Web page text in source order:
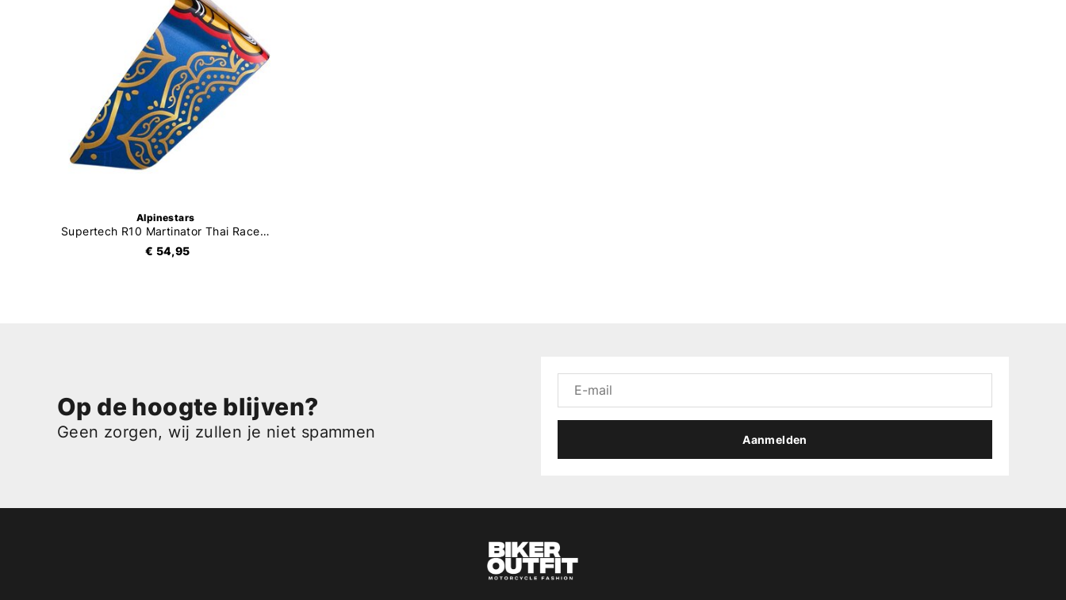
Alpinestars
Supertech R10 Martinator Thai Race Spoiler
€ 54,95
Op de hoogte blijven?
Geen zorgen, wij zullen je niet spammen Aanmelden